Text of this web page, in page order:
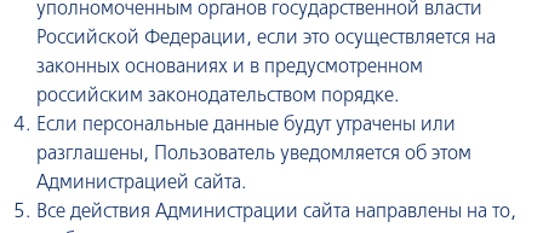
уполномоченным органов государственной власти
Российской Федерации, если это осуществляется на
законных основаниях и в предусмотренном
российским законодательством порядке.
Если персональные данные будут утрачены или
разглашены, Пользователь уведомляется об этом
Администрацией сайта.
Все действия Администрации сайта направлены на то,